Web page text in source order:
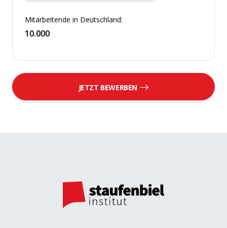
Mitarbeitende in Deutschland:
10.000
JETZT BEWERBEN